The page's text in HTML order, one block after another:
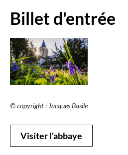
Billet d'entrée
© copyright : Jacques Basile
Visiter l'abbaye